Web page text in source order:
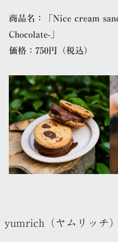
商品名：「Nice cream
Chocolate-」
価格：750円（税込）
yumrich（ヤムリッチ